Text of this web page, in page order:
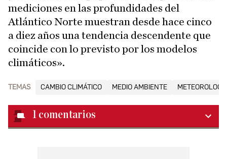
mediciones en las profundidades del
Atlántico Norte muestran desde hace cinco
a diez años una tendencia descendente que
coincide con lo previsto por los modelos
climáticos».
TEMAS CAMBIO CLIMÁTICO MEDIO AMBIENTE
1 comentarios